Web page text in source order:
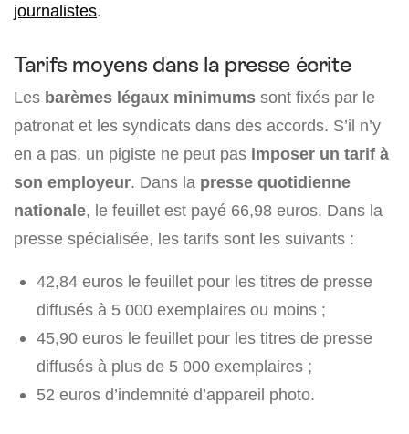
journalistes.
Tarifs moyens dans la presse écrite
Les barèmes légaux minimums sont fixés par le
patronat et les syndicats dans des accords. S’il n’y
en a pas, un pigiste ne peut pas imposer un tarif à
son employeur. Dans la presse quotidienne
nationale, le feuillet est payé 66,98 euros. Dans la
presse spécialisée, les tarifs sont les suivants :
42,84 euros le feuillet pour les titres de presse
diffusés à 5 000 exemplaires ou moins ;
45,90 euros le feuillet pour les titres de presse
diffusés à plus de 5 000 exemplaires ;
52 euros d’indemnité d’appareil photo.